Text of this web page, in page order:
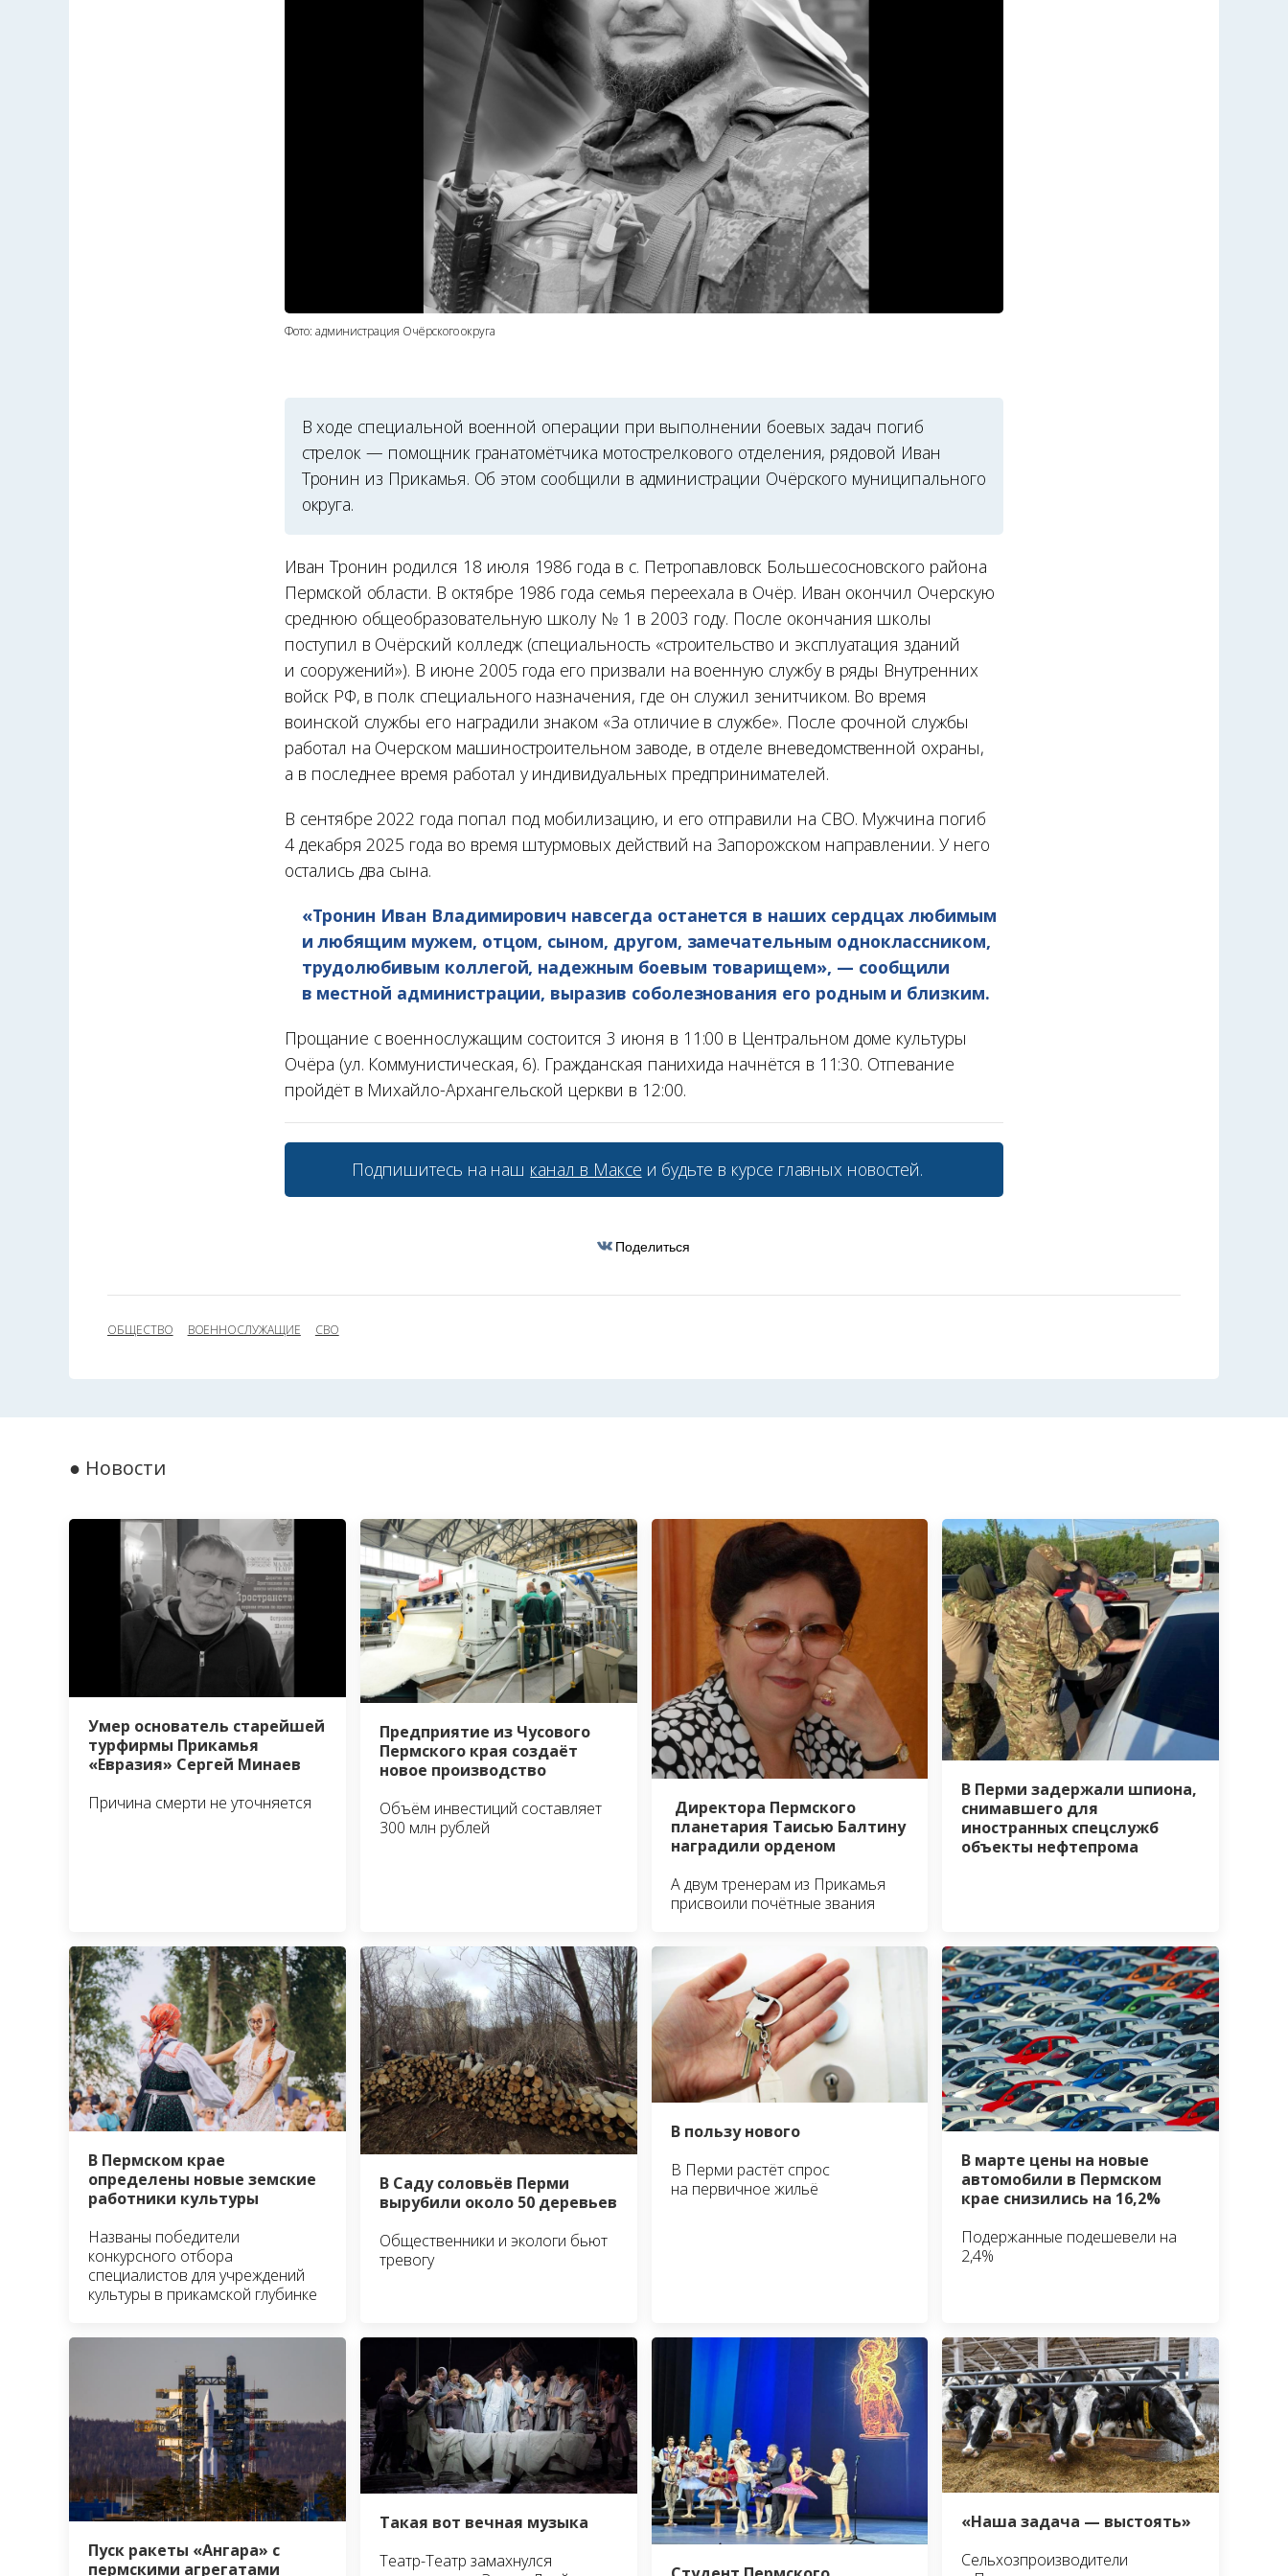
Фото: администрация Очёрского округа
В ходе специальной военной операции при выполнении боевых задач погиб
стрелок — помощник гранатомётчика мотострелкового отделения, рядовой Иван
Тронин из Прикамья. Об этом сообщили в администрации Очёрского муниципального
округа.
Иван Тронин родился 18 июля 1986 года в с. Петропавловск Большесосновского района
Пермской области. В октябре 1986 года семья переехала в Очёр. Иван окончил Очерскую
среднюю общеобразовательную школу № 1 в 2003 году. После окончания школы
поступил в Очёрский колледж (специальность «строительство и эксплуатация зданий
и сооружений»). В июне 2005 года его призвали на военную службу в ряды Внутренних
войск РФ, в полк специального назначения, где он служил зенитчиком. Во время
воинской службы его наградили знаком «За отличие в службе». После срочной службы
работал на Очерском машиностроительном заводе, в отделе вневедомственной охраны,
а в последнее время работал у индивидуальных предпринимателей.
В сентябре 2022 года попал под мобилизацию, и его отправили на СВО. Мужчина погиб
4 декабря 2025 года во время штурмовых действий на Запорожском направлении. У него
остались два сына.
«Тронин Иван Владимирович навсегда останется в наших сердцах любимым
и любящим мужем, отцом, сыном, другом, замечательным одноклассником,
трудолюбивым коллегой, надежным боевым товарищем», — сообщили
в местной администрации, выразив соболезнования его родным и близким.
Прощание с военнослужащим состоится 3 июня в 11:00 в Центральном доме культуры
Очёра (ул. Коммунистическая, 6). Гражданская панихида начнётся в 11:30. Отпевание
пройдёт в Михайло-Архангельской церкви в 12:00.
Подпишитесь на наш канал в Максе и будьте в курсе главных новостей.
Поделиться
ОБЩЕСТВО ВОЕННОСЛУЖАЩИЕ СВО
● Новости
Умер основатель старейшей
турфирмы Прикамья
«Евразия» Сергей Минаев
Причина смерти не уточняется
Предприятие из Чусового
Пермского края создаёт
новое производство
Объём инвестиций составляет
300 млн рублей
Директора Пермского
планетария Таисью Балтину
наградили орденом
А двум тренерам из Прикамья
присвоили почётные звания
В Перми задержали шпиона,
снимавшего для
иностранных спецслужб
объекты нефтепрома
В Пермском крае
определены новые земские
работники культуры
Названы победители
конкурсного отбора
специалистов для учреждений
культуры в прикамской глубинке
В Саду соловьёв Перми
вырубили около 50 деревьев
Общественники и экологи бьют
тревогу
В пользу нового
В Перми растёт спрос
на первичное жильё
В марте цены на новые
автомобили в Пермском
крае снизились на 16,2%
Подержанные подешевели на
2,4%
Пуск ракеты «Ангара» с
пермскими агрегатами
Такая вот вечная музыка
Театр-Театр замахнулся
«Наша задача — выстоять»
Сельхозпроизводители